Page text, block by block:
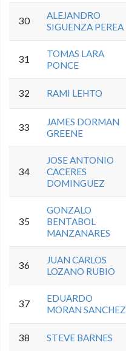
30
ALEJANDRO
SIGUENZA PEREA
31
TOMAS LARA
PONCE
32 RAMI LEHTO
33
JAMES DORMAN
GREENE
34
JOSE ANTONIO
CACERES
DOMINGUEZ
35
GONZALO
BENTABOL
MANZANARES
36
JUAN CARLOS
LOZANO RUBIO
37
EDUARDO
MORAN SANCHEZ
38 STEVE BARNES